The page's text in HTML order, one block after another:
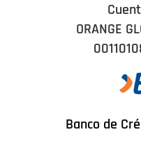
ORANGE
Banco de